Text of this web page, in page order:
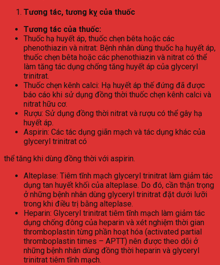
Tương tác, tương kỵ của thuốc
Tương tác của thuốc:
Thuốc hạ huyết áp, thuốc chẹn bêta hoặc các
phenothiazin và nitrat: Bệnh nhân dùng thuốc hạ huyết áp,
thuốc chẹn bêta hoặc các phenothiazin và nitrat có thể
làm tăng tác dụng chống tăng huyết áp của glyceryl
trinitrat.
Thuốc chẹn kênh calci: Hạ huyết áp thế đứng đã được
báo cáo khi sử dụng đồng thời thuốc chẹn kênh calci và
nitrat hữu cơ.
Rượu: Sử dụng đồng thời nitrat và rượu có thể gây hạ
huyết áp.
Aspirin: Các tác dụng giãn mạch và tác dụng khác của
glyceryl trinitrat có
thể tăng khi dùng đồng thời với aspirin.
Alteplase: Tiêm tĩnh mạch glyceryl trinitrat làm giảm tác
dụng tan huyết khối của alteplase. Do đó, cần thận trọng
ở những bệnh nhân dùng glyceryl trinitrat đặt dưới lưỡi
trong khi điều trị bằng alteplase.
Heparin: Glyceryl trinitrat tiêm tĩnh mạch làm giảm tác
dụng chống đông của heparin và xét nghiệm thời gian
thromboplastin từng phần hoạt hóa (activated partial
thromboplastin times – APTT) nên được theo dõi ở
những bệnh nhân dùng đồng thời heparin và glyceryl
trinitrat tiêm tĩnh mạch.